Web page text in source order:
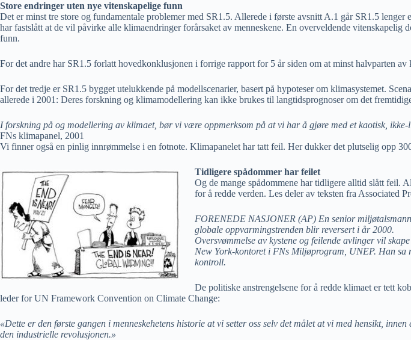
Store endringer uten nye vitenskapelige funn
Det er minst tre store og fundamentale problemer med SR1.5. Allerede i første avsnitt A.1 går SR1.5
har fastslått at de vil påvirke alle klimaendringer forårsaket av menneskene. En overveldende
funn.
For det andre har SR1.5 forlatt hovedkonklusjonen i forrige rapport for 5 år siden om at minst halvparten av
For det tredje er SR1.5 bygget utelukkende på modellscenarier, basert på hypoteser om klimasystemet.
allerede i 2001: Deres forskning og klimamodellering kan ikke brukes til langtidsprognoser om det
I forskning på og modellering av klimaet, bør vi være oppmerksom på at vi har å gjøre med et kaotisk,
FNs klimapanel, 2001
Vi finner også en pinlig innrømmelse i en fotnote. Klimapanelet har tatt feil. Her dukker det plutselig opp
Tidligere spådommer har feilet
Og de mange spådommene har tidligere alltid slått feil.
for å redde verden. Les deler av teksten fra Associated
FORENEDE NASJONER (AP) En senior
globale oppvarmingstrenden blir reversert i år 2000.
Oversvømmelse av kystene og feilende avlinger vil
New York-kontoret i FNs Miljøprogram, UNEP. Han sa
kontroll.
De politiske anstrengelsene for å redde klimaet er tett
leder for UN Framework Convention on Climate Change:
«Dette er den første gangen i menneskehetens historie at vi setter oss selv det målet at vi med hensikt,
den industrielle revolusjonen.»